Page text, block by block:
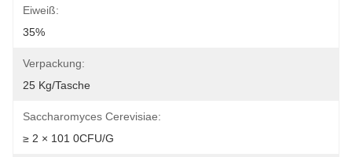
Eiweiß:
35%
Verpackung:
25 Kg/Tasche
Saccharomyces Cerevisiae:
≥ 2 × 101 0CFU/g